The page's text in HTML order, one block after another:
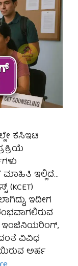
ಕೆಸಿಇಟಿ
ಇಲ್ಲಿದೆ…
ಇದೀಗ
ಇಂಜಿನಿಯರಿಂಗ್,
ವಿವಿಧ
ಅರ್ಹ